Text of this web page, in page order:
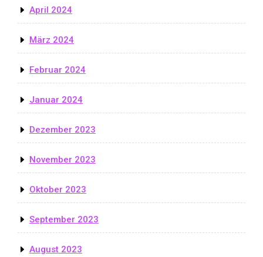
April 2024
März 2024
Februar 2024
Januar 2024
Dezember 2023
November 2023
Oktober 2023
September 2023
August 2023